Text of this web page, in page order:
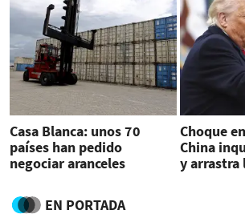
Casa Blanca: unos 70
países han pedido
negociar aranceles
Choque
China
y arrastra
EN PORTADA